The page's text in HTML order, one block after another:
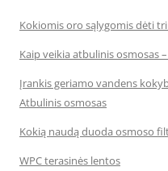
Kokiomis oro sąlygomis dėti
Kaip veikia atbulinis osmosas
Įrankis geriamo vandens
Atbulinis osmosas
Kokią naudą duoda osmoso
WPC terasinės lentos